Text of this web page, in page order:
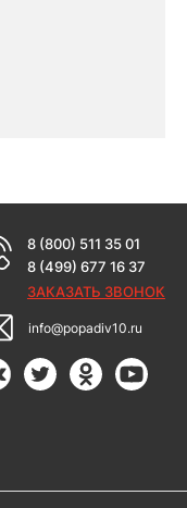
8 (800) 511 35 01
8 (499) 677 16 37
ЗАКАЗАТЬ ЗВОНОК
info@popadiv10.ru